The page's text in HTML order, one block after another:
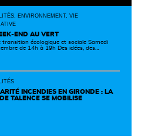
ENVIRONNEMENT, VIE
END AU VERT
transition écologique et sociale Samedi
de 14h à 19h Des idées, des
plus durable et solidaire.
INCENDIES EN GIRONDE : LA
TALENCE SE MOBILISE